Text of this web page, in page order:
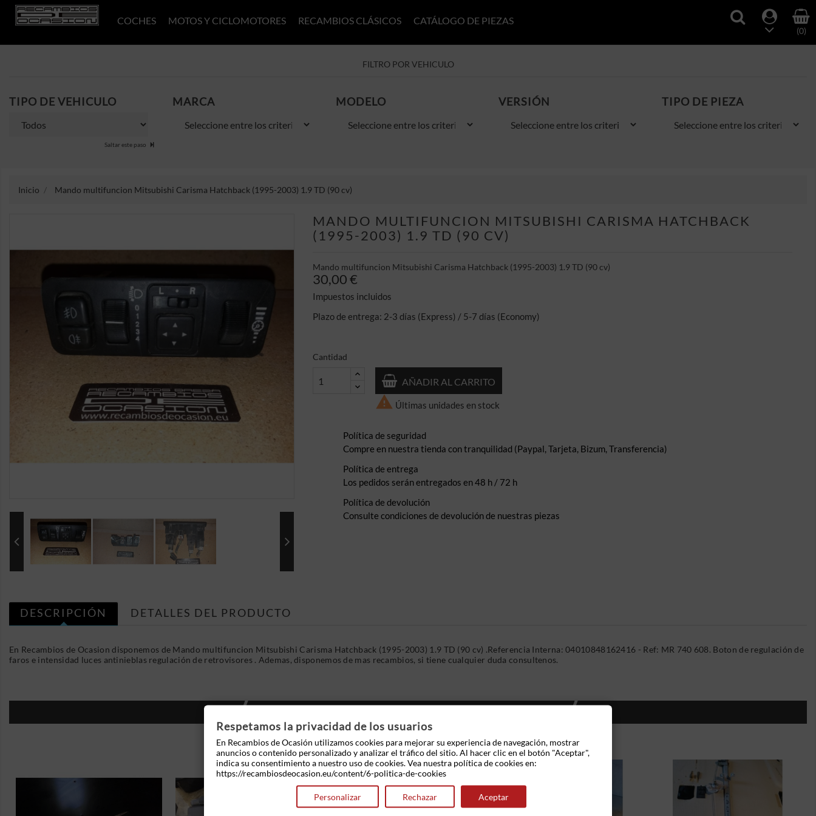
COCHES MOTOS Y CICLOMOTORES RECAMBIOS CLÁSICOS CATÁLOGO DE PIEZAS
(0)
FILTRO POR VEHICULO
TIPO DE VEHICULO
Saltar este paso
MARCA MODELO VERSIÓN TIPO DE PIEZA
Inicio Mando multifuncion Mitsubishi Carisma Hatchback (1995-2003) 1.9 TD (90 cv)
MANDO MULTIFUNCION MITSUBISHI CARISMA HATCHBACK
(1995-2003) 1.9 TD (90 CV)
Mando multifuncion Mitsubishi Carisma Hatchback (1995-2003) 1.9 TD (90 cv)
30,00 €
Impuestos incluidos
Plazo de entrega: 2-3 días (Express) / 5-7 días (Economy)
Cantidad
AÑADIR AL CARRITO
 Últimas unidades en stock
Política de seguridad
Compre en nuestra tienda con tranquilidad (Paypal, Tarjeta, Bizum, Transferencia)
Política de entrega
Los pedidos serán entregados en 48 h / 72 h
Política de devolución
Consulte condiciones de devolución de nuestras piezas
DESCRIPCIÓN DETALLES DEL PRODUCTO
En Recambios de Ocasion disponemos de Mando multifuncion Mitsubishi Carisma Hatchback (1995-2003) 1.9 TD (90 cv) .Referencia Interna: 04010848162416 - Ref: MR 740 608. Boton de regulación de
faros e intensidad luces antinieblas regulación de retrovisores . Ademas, disponemos de mas recambios, si tiene cualquier duda consultenos.
Respetamos la privacidad de los usuarios
En Recambios de Ocasión utilizamos cookies para mejorar su experiencia de navegación, mostrar
anuncios o contenido personalizado y analizar el tráfico del sitio. Al hacer clic en el botón "Aceptar",
indica su consentimiento a nuestro uso de cookies. Vea nuestra política de cookies en:
https://recambiosdeocasion.eu/content/6-politica-de-cookies
Personalizar Rechazar Aceptar